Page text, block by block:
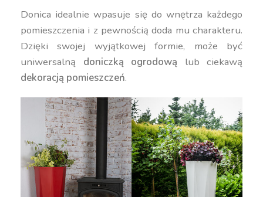
Donica idealnie wpasuje się do wnętrza każdego
pomieszczenia i z pewnością doda mu charakteru.
Dzięki swojej wyjątkowej formie, może być
uniwersalną doniczką ogrodową lub ciekawą
dekoracją pomieszczeń.